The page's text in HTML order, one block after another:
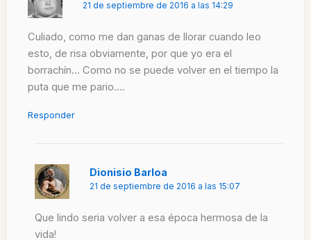
21 de septiembre de 2016 a las 14:29
Culiado, como me dan ganas de llorar cuando leo
esto, de risa obviamente, por que yo era el
borrachín… Como no se puede volver en el tiempo la
puta que me pario….
Responder
Dionisio Barloa
21 de septiembre de 2016 a las 15:07
Que lindo seria volver a esa época hermosa de la
vida!